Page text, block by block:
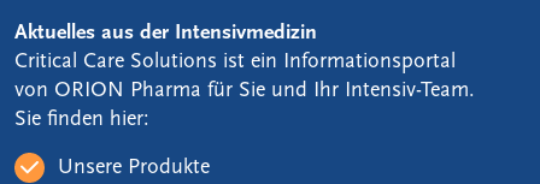
Aktuelles aus der Intensivmedizin
Critical Care Solutions ist ein Informationsportal
von ORION Pharma für Sie und Ihr Intensiv-Team.
Sie finden hier:
Unsere Produkte